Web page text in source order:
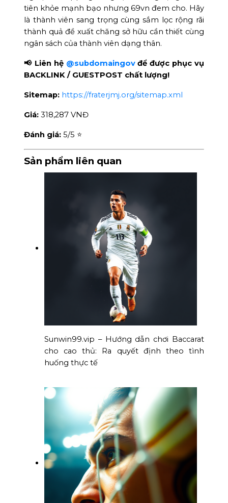
tiên khỏe mạnh bạo nhưng 69vn đem cho. Hãy
là thành viên sang trọng cùng sắm lọc rộng rãi
thành quả đề xuất chăng sở hữu cần thiết cùng
ngân sách của thành viên dạng thân.
📢 Liên hệ @subdomaingovđể được phục vụ
BACKLINK / GUESTPOST chất lượng!
Sitemap: https://fraterjmj.org/sitemap.xml
Giá: 318,287 VNĐ
Đánh giá: 5/5 ⭐
Sản phẩm liên quan
Sunwin99.vip – Hướng dẫn chơi Baccarat
cho cao thủ: Ra quyết định theo tình
huống thực tế